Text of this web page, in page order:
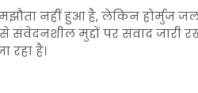
नहीं हुआ है, लेकिन होर्मुज
मुद्दों पर संवाद जारी
रहा है।